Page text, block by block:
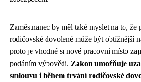
Zaměstnanec by měl také myslet na to, že
rodičovské dovolené může být obtížnější
proto je vhodné si nové pracovní místo
podáním výpovědi. Zákon umožňuje
smlouvu i během trvání rodičovské